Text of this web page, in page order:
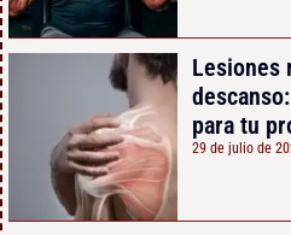
Lesiones
para tu
29 de julio de